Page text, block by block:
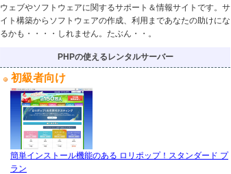
ウェブやソフトウェアに関するサポート＆情報サイトです。サ
イト構築からソフトウェアの作成、利用まであなたの助けにな
るかも・・・・しれません。たぶん・・。
PHPの使えるレンタルサーバー
初級者向け
簡単インストール機能のある ロリポップ！スタンダード プ
ラン